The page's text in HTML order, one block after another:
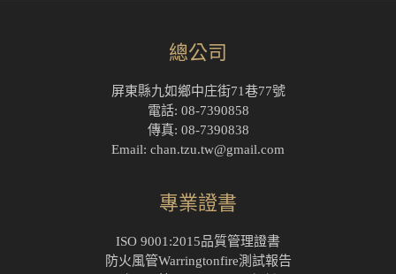
總公司
屏東縣九如鄉中庄街71巷77號
電話: 08-7390858
傳真: 08-7390838
Email: chan.tzu.tw@gmail.com
專業證書
ISO 9001:2015品質管理證書
防火風管Warringtonfire測試報告